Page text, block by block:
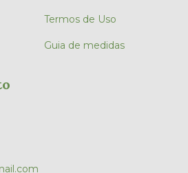
Termos de Uso
Guia de medidas